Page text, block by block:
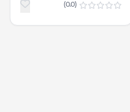
(0.0)